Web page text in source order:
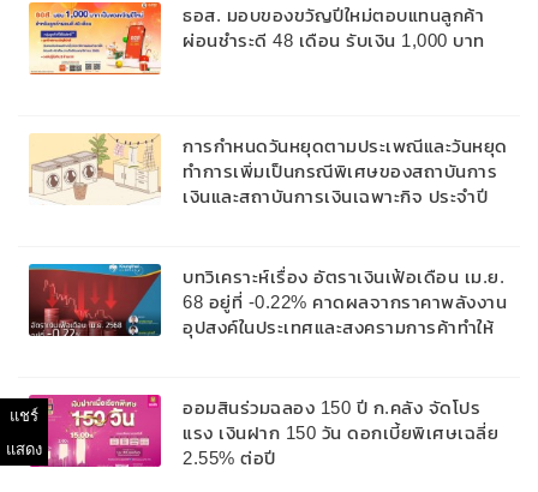
ธอส. มอบของขวัญปีใหม่ตอบแทนลูกค้า
ผ่อนชำระดี 48 เดือน รับเงิน 1,000 บาท
การกำหนดวันหยุดตามประเพณีและวันหยุด
ทำการเพิ่มเป็นกรณีพิเศษของสถาบันการ
เงินและสถาบันการเงินเฉพาะกิจ ประจำปี
บทวิเคราะห์เรื่อง อัตราเงินเฟ้อเดือน เม.ย.
68 อยู่ที่ -0.22% คาดผลจากราคาพลังงาน
อุปสงค์ในประเทศและสงครามการค้าทำให้
ออมสินร่วมฉลอง 150 ปี ก.คลัง จัดโปร
แรง เงินฝาก 150 วัน ดอกเบี้ยพิเศษเฉลี่ย
2.55% ต่อปี
แชร์
แสดง